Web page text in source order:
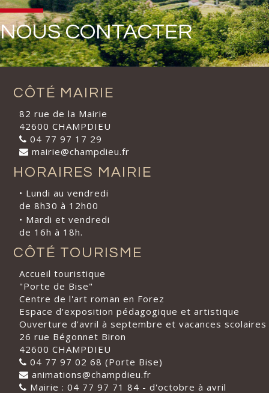
NOUS CONTACTER
CÔTÉ MAIRIE
82 rue de la Mairie
42600 CHAMPDIEU
04 77 97 17 29
mairie@champdieu.fr
HORAIRES MAIRIE
• Lundi au vendredi
de 8h30 à 12h00
• Mardi et vendredi
de 16h à 18h.
CÔTÉ TOURISME
Accueil touristique
"Porte de Bise"
Centre de l'art roman en Forez
Espace d'exposition pédagogique et artistique
Ouverture d'avril à septembre et vacances scolaires
26 rue Bégonnet Biron
42600 CHAMPDIEU
04 77 97 02 68 (Porte Bise)
animations@champdieu.fr
Mairie : 04 77 97 71 84 - d'octobre à avril